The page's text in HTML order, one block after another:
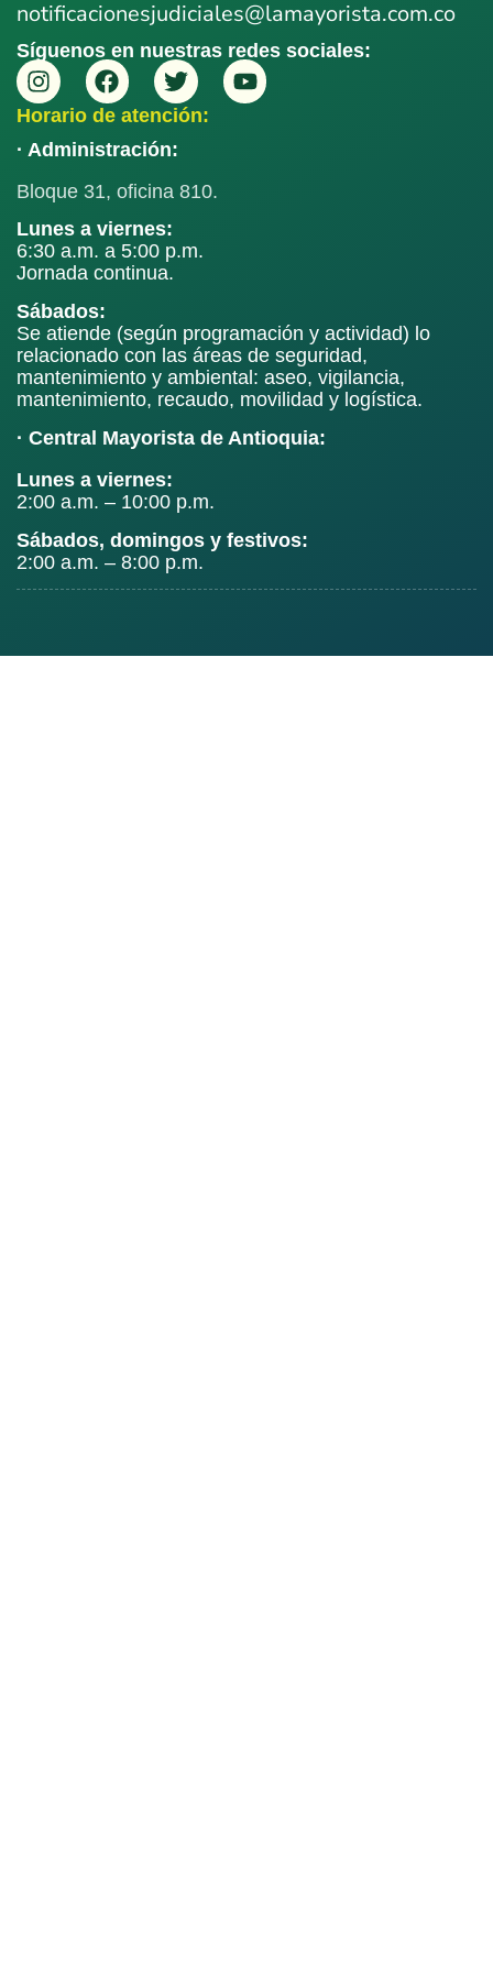
notificacionesjudiciales@lamayorista.com.co
Síguenos en nuestras redes sociales:
Horario de atención:
· Administración:
Bloque 31, oficina 810.
Lunes a viernes:
6:30 a.m. a 5:00 p.m.
Jornada continua.
Sábados:
Se atiende (según programación y actividad) lo
relacionado con las áreas de seguridad,
mantenimiento y ambiental: aseo, vigilancia,
mantenimiento, recaudo, movilidad y logística.
· Central Mayorista de Antioquia:
Lunes a viernes:
2:00 a.m. – 10:00 p.m.
Sábados, domingos y festivos:
2:00 a.m. – 8:00 p.m.